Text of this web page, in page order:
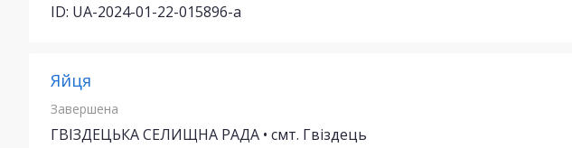
ID: UA-2024-01-22-015896-a
Яйця
Завершена
ГВІЗДЕЦЬКА СЕЛИЩНА РАДА • смт. Гвіздець